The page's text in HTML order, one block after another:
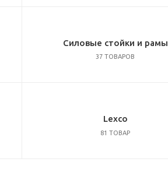
Силовые стойки и рамы
37 ТОВАРОВ
Lexco
81 ТОВАР